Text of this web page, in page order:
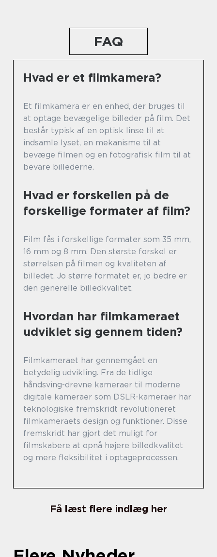
FAQ
Hvad er et filmkamera?
Et filmkamera er en enhed, der bruges til
at optage bevægelige billeder på film. Det
består typisk af en optisk linse til at
indsamle lyset, en mekanisme til at
bevæge filmen og en fotografisk film til at
bevare billederne.
Hvad er forskellen på de
forskellige formater af film?
Film fås i forskellige formater som 35 mm,
16 mm og 8 mm. Den største forskel er
størrelsen på filmen og kvaliteten af
billedet. Jo større formatet er, jo bedre er
den generelle billedkvalitet.
Hvordan har filmkameraet
udviklet sig gennem tiden?
Filmkameraet har gennemgået en
betydelig udvikling. Fra de tidlige
håndsving-drevne kameraer til moderne
digitale kameraer som DSLR-kameraer har
teknologiske fremskridt revolutioneret
filmkameraets design og funktioner. Disse
fremskridt har gjort det muligt for
filmskabere at opnå højere billedkvalitet
og mere fleksibilitet i optageprocessen.
Få læst flere indlæg her